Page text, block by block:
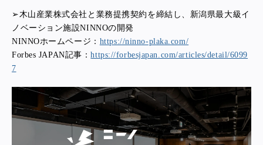
➢木山産業株式会社と業務提携契約を締結し、新潟県最大級イ
ノベーション施設NINNOの開発
NINNOホームページ： https://ninno-plaka.com/
Forbes JAPAN記事：https://forbesjapan.com/articles/detail/6099
7